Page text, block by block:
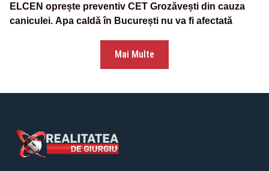
ELCEN oprește preventiv CET Grozăvești din cauza
caniculei. Apa caldă în București nu va fi afectată
Mai Multe